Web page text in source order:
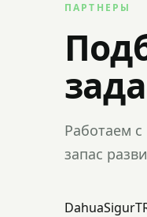
ПАРТНЕРЫ
Работаем
запас
DahuaSigur